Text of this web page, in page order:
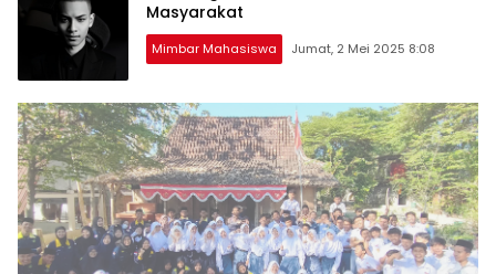
Masyarakat
Mimbar Mahasiswa Jumat, 2 Mei 2025 8:08